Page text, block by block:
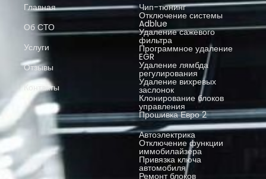
Главная
Об СТО
Услуги
Отзывы
Контакты
Чип-тюнинг
Отключение системы
Adblue
Удаление сажевого
фильтра
Программное удаление
EGR
Удаление лямбда
регулирования
Удаление вихревых
заслонок
Клонирование блоков
управления
Прошивка Евро 2
Автоэлектрика
Отключение функции
иммобилайзера
Привязка ключа
автомобиля
Ремонт блоков